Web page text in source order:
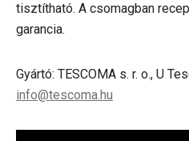
tisztítható. A csomagban
garancia.
Gyártó: TESCOMA s. r. o., U
info@tescoma.hu